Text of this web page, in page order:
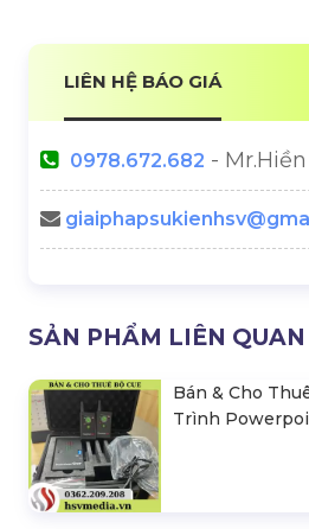
LIÊN HỆ BÁO GIÁ
0978.672.682 - Mr.Hiền
SẢN PHẨM LIÊN QUAN
Bán & Cho
Trình